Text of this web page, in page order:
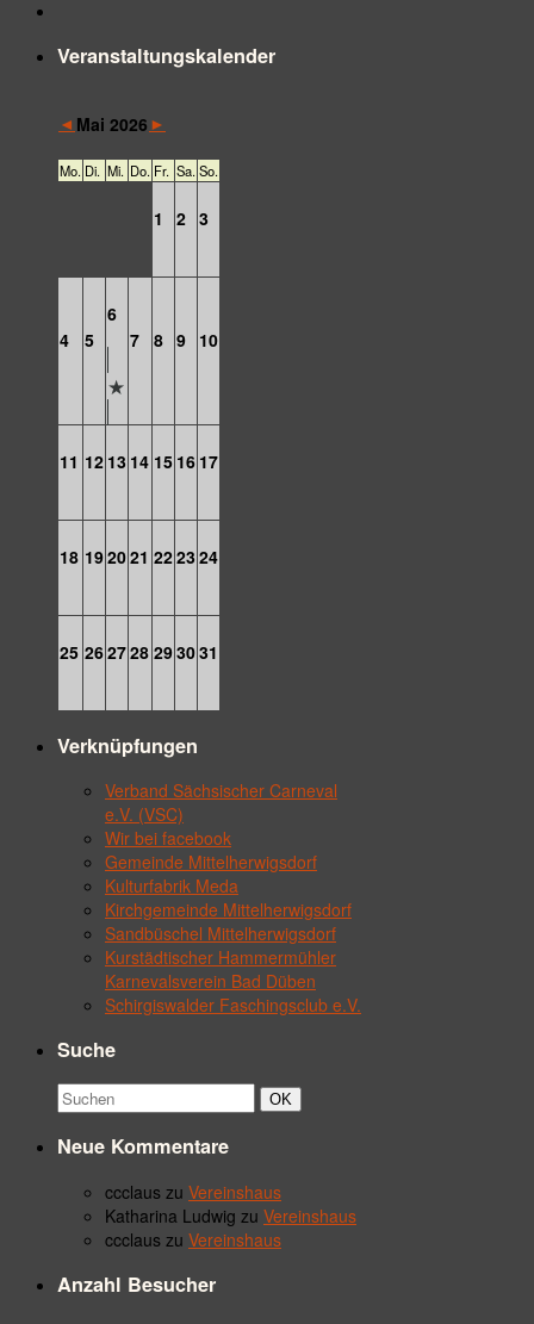
Veranstaltungskalender
◄ Mai 2026 ►
Mo. Di. Mi. Do. Fr. Sa.So.
1 2 3
4 5
6
7 8 9 10
11 12 13 14 15 16 17
18 192021 222324
25 262728 293031
Verknüpfungen
Verband Sächsischer Carneval
e.V. (VSC)
Wir bei facebook
Gemeinde Mittelherwigsdorf
Kulturfabrik Meda
Kirchgemeinde Mittelherwigsdorf
Sandbüschel Mittelherwigsdorf
Kurstädtischer Hammermühler
Karnevalsverein Bad Düben
Schirgiswalder Faschingsclub e.V.
Suche
Suchbegriff: Suchen
OK
Neue Kommentare
ccclaus zu Vereinshaus
Katharina Ludwig zu Vereinshaus
ccclaus zu Vereinshaus
Anzahl Besucher